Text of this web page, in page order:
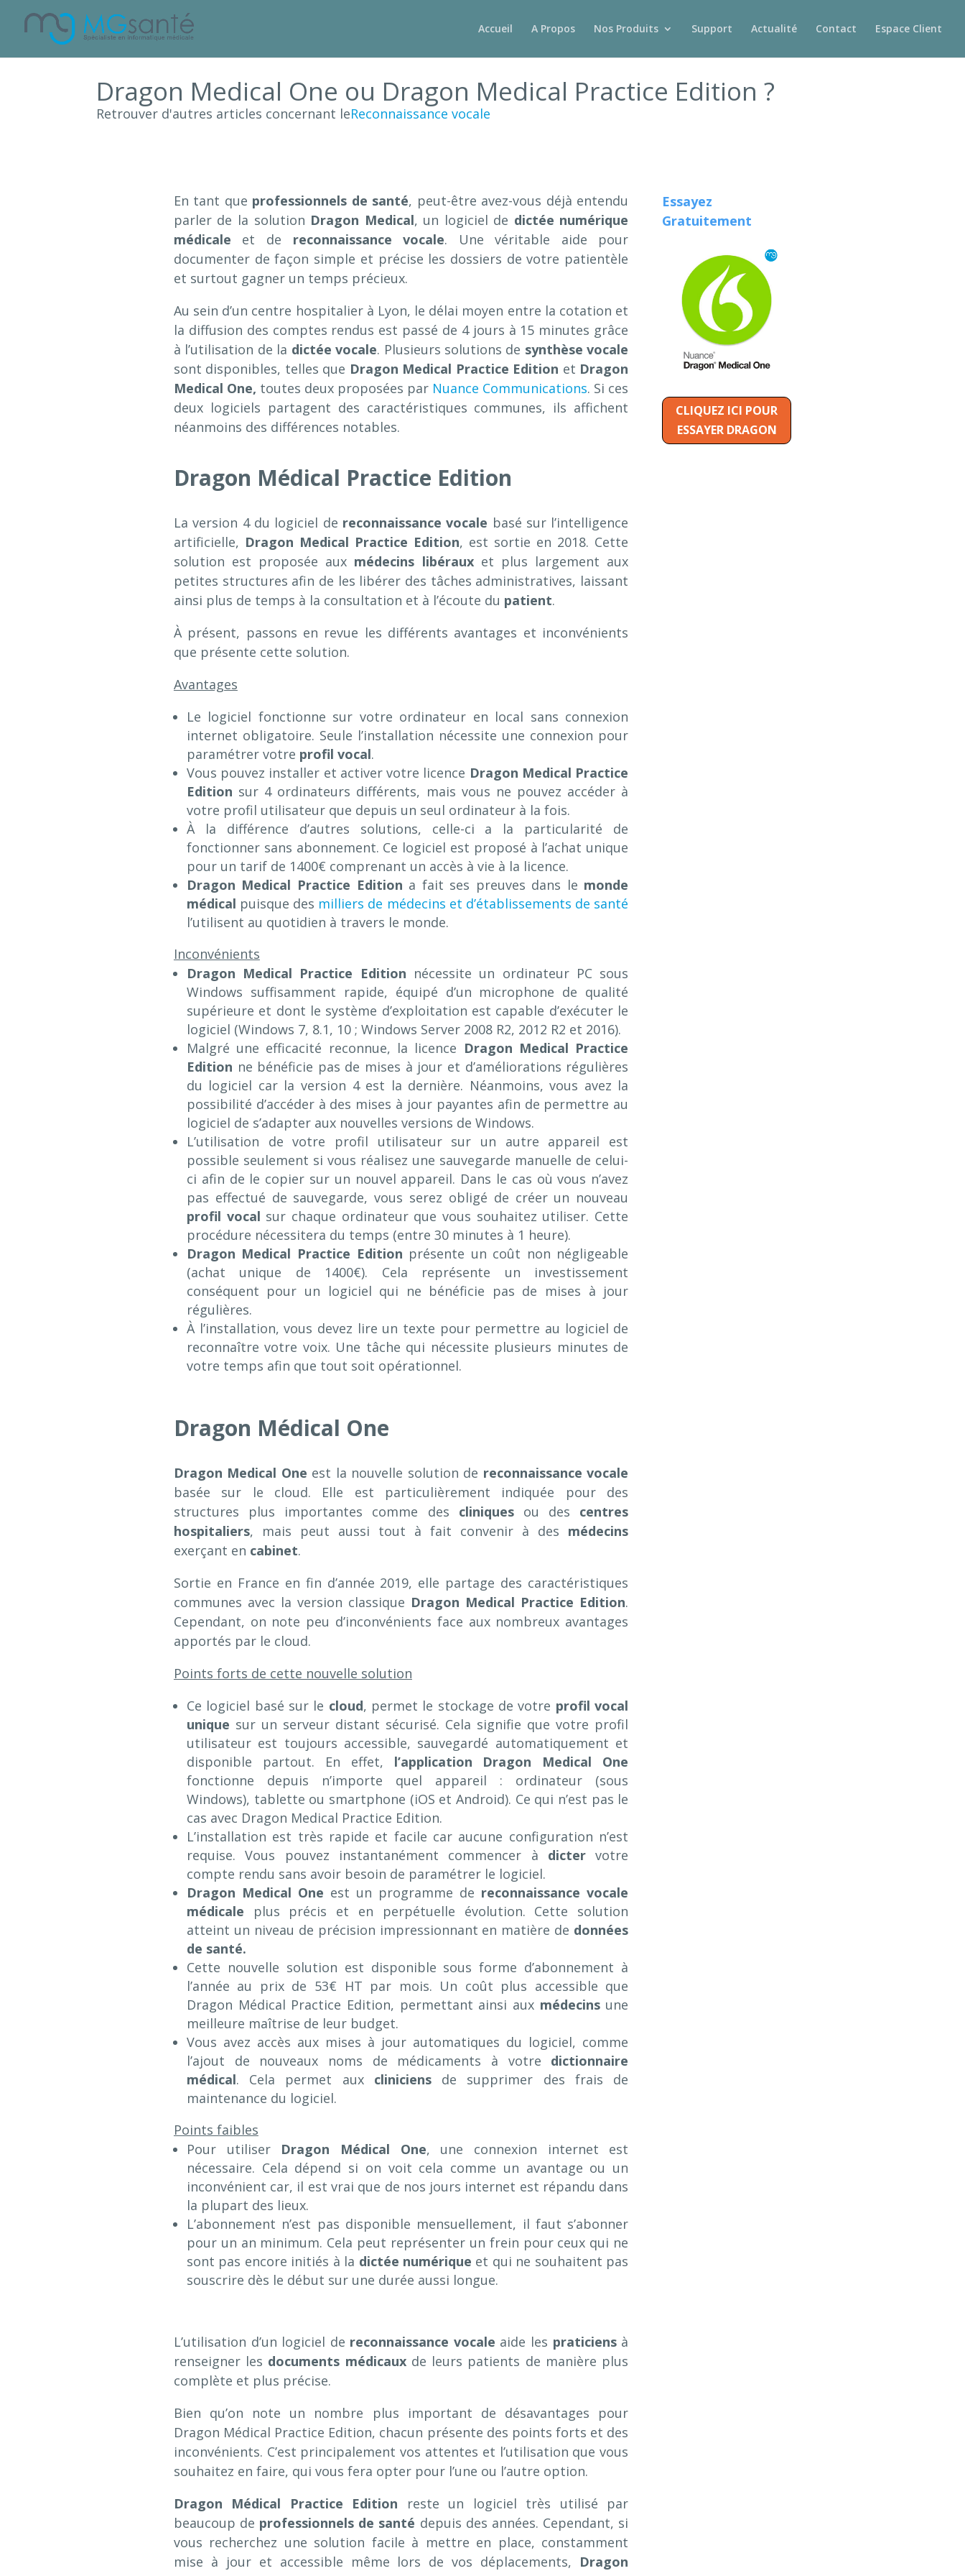
Accueil A Propos Nos Produits Support Actualité Contact Espace Client
Dragon Medical One ou Dragon Medical Practice Edition ?
Retrouver d'autres articles concernant leReconnaissance vocale
En tant que professionnels de santé, peut-être avez-vous déjà entendu
parler de la solution Dragon Medical, un logiciel de dictée numérique
médicale et de reconnaissance vocale. Une véritable aide pour
documenter de façon simple et précise les dossiers de votre patientèle
et surtout gagner un temps précieux.
Au sein d’un centre hospitalier à Lyon, le délai moyen entre la cotation et
la diffusion des comptes rendus est passé de 4 jours à 15 minutes grâce
à l’utilisation de la dictée vocale. Plusieurs solutions de synthèse vocale
sont disponibles, telles que Dragon Medical Practice Edition et Dragon
Medical One, toutes deux proposées par Nuance Communications. Si ces
deux logiciels partagent des caractéristiques communes, ils affichent
néanmoins des différences notables.
Dragon Médical Practice Edition
La version 4 du logiciel de reconnaissance vocale basé sur l’intelligence
artificielle, Dragon Medical Practice Edition, est sortie en 2018. Cette
solution est proposée aux médecins libérauxet plus largement aux
petites structures afin de les libérer des tâches administratives, laissant
ainsi plus de temps à la consultation et à l’écoute du patient.
À présent, passons en revue les différents avantages et inconvénients
que présente cette solution.
Avantages
Le logiciel fonctionne sur votre ordinateur en local sans connexion
internet obligatoire. Seule l’installation nécessite une connexion pour
paramétrer votre profil vocal.
Vous pouvez installer et activer votre licence Dragon Medical Practice
Edition sur 4 ordinateurs différents, mais vous ne pouvez accéder à
votre profil utilisateur que depuis un seul ordinateur à la fois.
À la différence d’autres solutions, celle-ci a la particularité de
fonctionner sans abonnement. Ce logiciel est proposé à l’achat unique
pour un tarif de 1400€ comprenant un accès à vie à la licence.
Dragon Medical Practice Edition a fait ses preuves dans le monde
médical puisque des milliers de médecins et d’établissements de santé
l’utilisent au quotidien à travers le monde.
Inconvénients
Dragon Medical Practice Edition nécessite un ordinateur PC sous
Windows suffisamment rapide, équipé d’un microphone de qualité
supérieure et dont le système d’exploitation est capable d’exécuter le
logiciel (Windows 7, 8.1, 10 ; Windows Server 2008 R2, 2012 R2 et 2016).
Malgré une efficacité reconnue, la licence Dragon Medical Practice
Edition ne bénéficie pas de mises à jour et d’améliorations régulières
du logiciel car la version 4 est la dernière. Néanmoins, vous avez la
possibilité d’accéder à des mises à jour payantes afin de permettre au
logiciel de s’adapter aux nouvelles versions de Windows.
L’utilisation de votre profil utilisateur sur un autre appareil est
possible seulement si vous réalisez une sauvegarde manuelle de celui-
ci afin de le copier sur un nouvel appareil. Dans le cas où vous n’avez
pas effectué de sauvegarde, vous serez obligé de créer un nouveau
profil vocal sur chaque ordinateur que vous souhaitez utiliser. Cette
procédure nécessitera du temps (entre 30 minutes à 1 heure).
Dragon Medical Practice Edition présente un coût non négligeable
(achat unique de 1400€). Cela représente un investissement
conséquent pour un logiciel qui ne bénéficie pas de mises à jour
régulières.
À l’installation, vous devez lire un texte pour permettre au logiciel de
reconnaître votre voix. Une tâche qui nécessite plusieurs minutes de
votre temps afin que tout soit opérationnel.
Dragon Médical One
Dragon Medical One est la nouvelle solution de reconnaissance vocale
basée sur le cloud. Elle est particulièrement indiquée pour des
structures plus importantes comme des cliniquesou des centres
hospitaliers, mais peut aussi tout à fait convenir à des médecins
exerçant en cabinet.
Sortie en France en fin d’année 2019, elle partage des caractéristiques
communes avec la version classique Dragon Medical Practice Edition.
Cependant, on note peu d’inconvénients face aux nombreux avantages
apportés par le cloud.
Points forts de cette nouvelle solution
Ce logiciel basé sur le cloud, permet le stockage de votre profil vocal
unique sur un serveur distant sécurisé. Cela signifie que votre profil
utilisateur est toujours accessible, sauvegardé automatiquement et
disponible partout. En effet, l’application Dragon Medical One
fonctionne depuis n’importe quel appareil : ordinateur (sous
Windows), tablette ou smartphone (iOS et Android). Ce qui n’est pas le
cas avec Dragon Medical Practice Edition.
L’installation est très rapide et facile car aucune configuration n’est
requise. Vous pouvez instantanément commencer à dictervotre
compte rendu sans avoir besoin de paramétrer le logiciel.
Dragon Medical One est un programme de reconnaissance vocale
médicale plus précis et en perpétuelle évolution. Cette solution
atteint un niveau de précision impressionnant en matière de données
de santé.
Cette nouvelle solution est disponible sous forme d’abonnement à
l’année au prix de 53€ HT par mois. Un coût plus accessible que
Dragon Médical Practice Edition, permettant ainsi aux médecinsune
meilleure maîtrise de leur budget.
Vous avez accès aux mises à jour automatiques du logiciel, comme
l’ajout de nouveaux noms de médicaments à votre dictionnaire
médical. Cela permet aux cliniciensde supprimer des frais de
maintenance du logiciel.
Points faibles
Pour utiliser Dragon Médical One, une connexion internet est
nécessaire. Cela dépend si on voit cela comme un avantage ou un
inconvénient car, il est vrai que de nos jours internet est répandu dans
la plupart des lieux.
L’abonnement n’est pas disponible mensuellement, il faut s’abonner
pour un an minimum. Cela peut représenter un frein pour ceux qui ne
sont pas encore initiés à la dictée numérique et qui ne souhaitent pas
souscrire dès le début sur une durée aussi longue.
L’utilisation d’un logiciel de reconnaissance vocale aide les praticiensà
renseigner les documents médicauxde leurs patients de manière plus
complète et plus précise.
Bien qu’on note un nombre plus important de désavantages pour
Dragon Médical Practice Edition, chacun présente des points forts et des
inconvénients. C’est principalement vos attentes et l’utilisation que vous
souhaitez en faire, qui vous fera opter pour l’une ou l’autre option.
Dragon Médical Practice Edition reste un logiciel très utilisé par
beaucoup de professionnels de santé depuis des années. Cependant, si
vous recherchez une solution facile à mettre en place, constamment
mise à jour et accessible même lors de vos déplacements, Dragon
Essayez
Gratuitement
CLIQUEZ ICI POUR
ESSAYER DRAGON